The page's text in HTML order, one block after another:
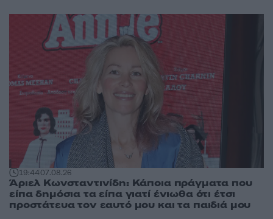
19:4407.08.26
Άριελ Κωνσταντινίδη: Κάποια πράγματα που
είπα δημόσια τα είπα γιατί ένιωθα ότι έτσι
προστάτευα τον εαυτό μου και τα παιδιά μου